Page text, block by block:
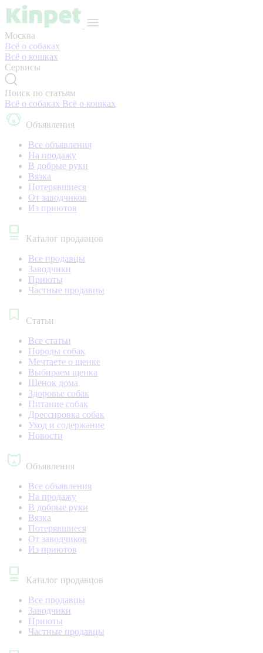
Москва
Всё о собаках
Всё о кошках
Сервисы
Поиск по статьям
Всё о собаках Всё о кошках
Объявления
Все объявления
На продажу
В добрые руки
Вязка
Потерявшиеся
От заводчиков
Из приютов
Каталог продавцов
Все продавцы
Заводчики
Приюты
Частные продавцы
Статьи
Все статьи
Породы собак
Мечтаете о щенке
Выбираем щенка
Щенок дома
Здоровье собак
Питание собак
Дрессировка собак
Уход и содержание
Новости
Объявления
Все объявления
На продажу
В добрые руки
Вязка
Потерявшиеся
От заводчиков
Из приютов
Каталог продавцов
Все продавцы
Заводчики
Приюты
Частные продавцы